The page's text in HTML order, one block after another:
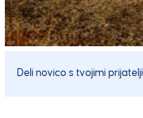
Deli novico s tvojimi prijatelji